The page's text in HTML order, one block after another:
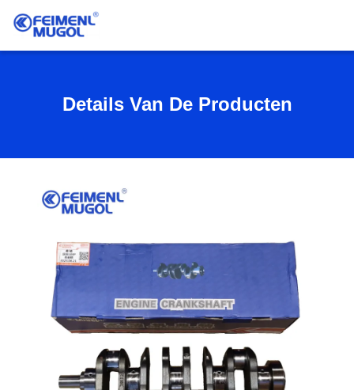
Details Van De Producten